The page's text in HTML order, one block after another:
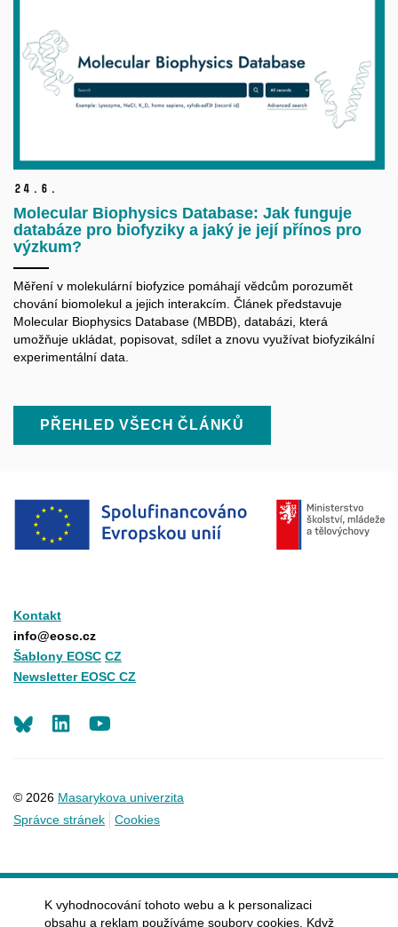
24. 6.
Molecular Biophysics Database: Jak funguje
databáze pro biofyziky a jaký je její přínos pro
výzkum?
Měření v molekulární biofyzice pomáhají vědcům porozumět
chování biomolekul a jejich interakcím. Článek představuje
Molecular Biophysics Database (MBDB), databázi, která
umožňuje ukládat, popisovat, sdílet a znovu využívat biofyzikální
experimentální data.
PŘEHLED VŠECH ČLÁNKŮ
Kontakt
info@eosc.cz
Šablony EOSC CZ
Newsletter EOSC CZ
© 2026 Masarykova univerzita
Správce stránek
Cookies
LinkedIn
K vyhodnocování tohoto webu a k personalizaci
obsahu a reklam používáme soubory cookies. Když